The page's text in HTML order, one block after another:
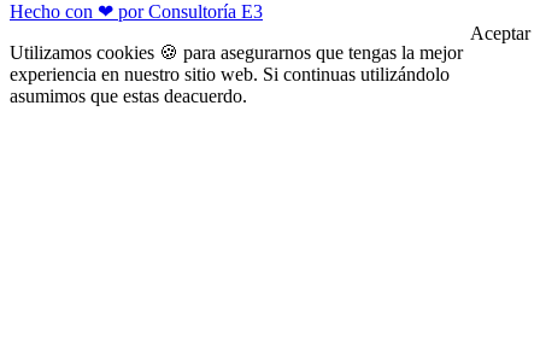
Hecho con ❤ por Consultoría E3
Utilizamos cookies 🍪 para asegurarnos que tengas la mejor
experiencia en nuestro sitio web. Si continuas utilizándolo
asumimos que estas deacuerdo.
Aceptar